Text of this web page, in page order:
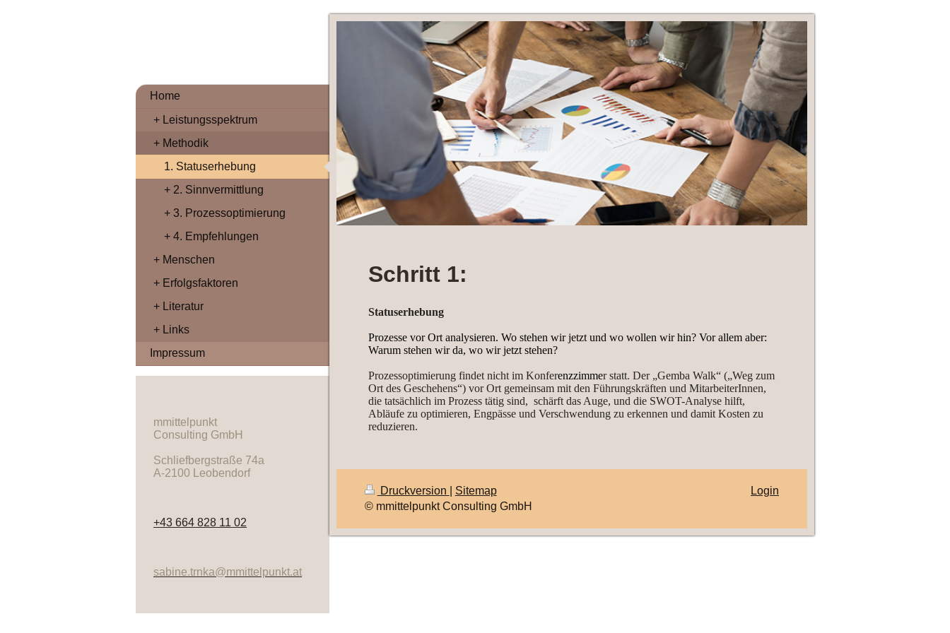
Schritt 1:
Statuserhebung
Prozesse vor Ort analysieren. Wo stehen wir jetzt und wo wollen wir hin? Vor allem aber:
Warum stehen wir da, wo wir jetzt stehen?
Prozessoptimierung findet nicht im Konferenzzimmer statt. Der „Gemba Walk“ („Weg zum
Ort des Geschehens“) vor Ort gemeinsam mit den Führungskräften und MitarbeiterInnen,
die tatsächlich im Prozess tätig sind, schärft das Auge, und die SWOT-Analyse hilft,
Abläufe zu optimieren, Engpässe und Verschwendung zu erkennen und damit Kosten zu
reduzieren.
Druckversion
Sitemap
© mmittelpunkt Consulting GmbH
Login
Home
Leistungsspektrum
Methodik
1. Statuserhebung
2. Sinnvermittlung
3. Prozessoptimierung
4. Empfehlungen
Menschen
Erfolgsfaktoren
Literatur
Links
Impressum
mmittelpunkt
Consulting GmbH
Schliefbergstraße 74a
A-2100 Leobendorf
+43 664 828 11 02
sabine.trnka@mmittelpunkt.at